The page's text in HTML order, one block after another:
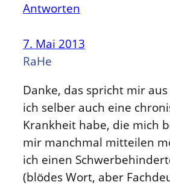
Antworten
7. Mai 2013
RaHe
Danke, das spricht mir aus
ich selber auch eine
Krankheit habe, die mich
mir manchmal mitteilen
ich einen
(blödes Wort, aber